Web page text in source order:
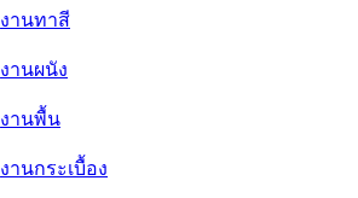
งานทาสี
งานผนัง
งานพื้น
งานกระเบื้อง
งานผนัง
งานพื้น
งานกระเบื้อง
งานระบบประปาสุขาภิบาลและห้องน้ำ